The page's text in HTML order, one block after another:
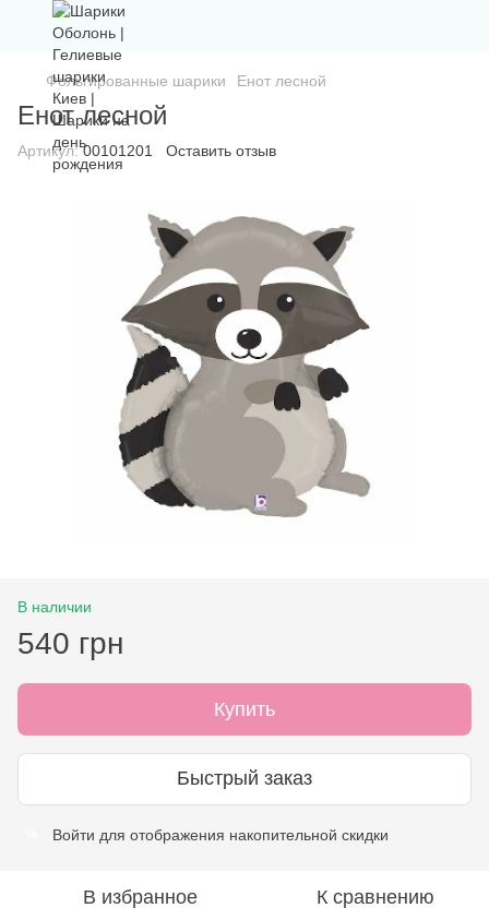
Фольгированные шарики Енот лесной
Енот лесной
Артикул:00101201 Оставить отзыв
В наличии
540 грн
Купить
Быстрый заказ
Войти для отображения накопительной скидки
В избранное К сравнению